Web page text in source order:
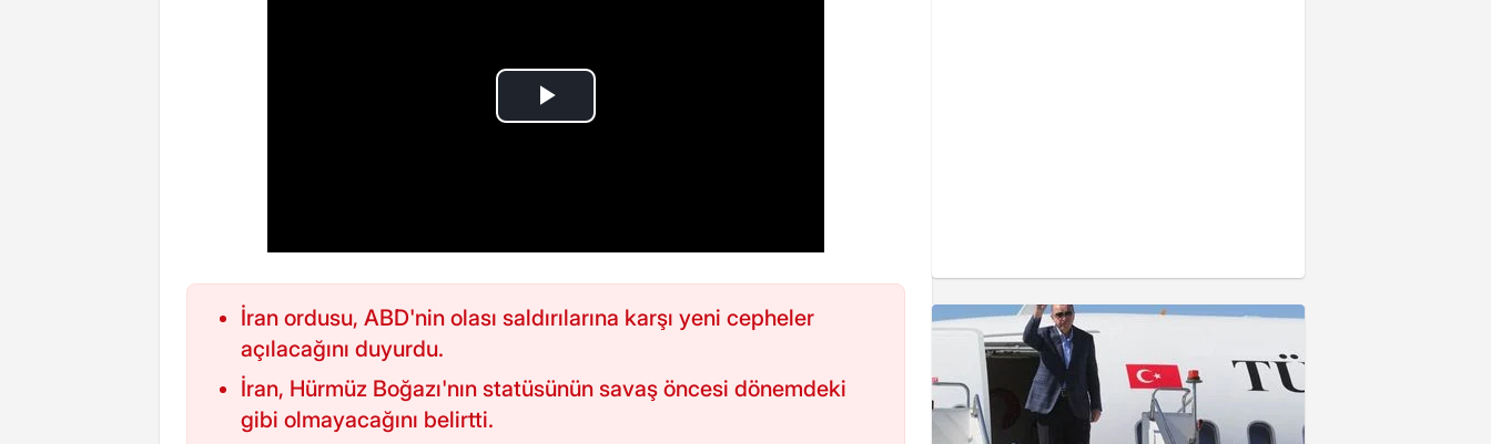
İran ordusu, ABD'nin olası saldırılarına karşı yeni cepheler
açılacağını duyurdu.
İran, Hürmüz Boğazı'nın statüsünün savaş öncesi dönemdeki
gibi olmayacağını belirtti.